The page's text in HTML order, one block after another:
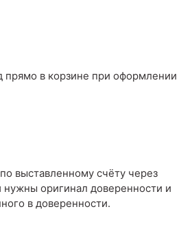
прямо в корзине при оформлении
выставленному счёту через
оригинал доверенности и
в доверенности.